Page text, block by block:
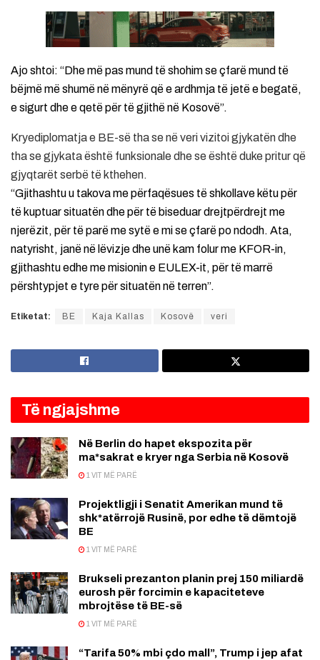
Ajo shtoi: “Dhe më pas mund të shohim se çfarë mund të
bëjmë më shumë në mënyrë që e ardhmja të jetë e begatë,
e sigurt dhe e qetë për të gjithë në Kosovë”.
Kryediplomatja e BE-së tha se në veri vizitoi gjykatën dhe
tha se gjykata është funksionale dhe se është duke pritur që
gjyqtarët serbë të kthehen.
“Gjithashtu u takova me përfaqësues të shkollave këtu për
të kuptuar situatën dhe për të biseduar drejtpërdrejt me
njerëzit, për të parë me sytë e mi se çfarë po ndodh. Ata,
natyrisht, janë në lëvizje dhe unë kam folur me KFOR-in,
gjithashtu edhe me misionin e EULEX-it, për të marrë
përshtypjet e tyre për situatën në terren”.
Etiketat: BE Kaja Kallas Kosovë veri
Të ngjajshme
Në Berlin do hapet ekspozita për
ma*sakrat e kryer nga Serbia në Kosovë
1 VIT MË PARË
Projektligji i Senatit Amerikan mund të
shk*atërrojë Rusinë, por edhe të dëmtojë
BE
1 VIT MË PARË
Brukseli prezanton planin prej 150 miliardë
eurosh për forcimin e kapaciteteve
mbrojtëse të BE-së
1 VIT MË PARË
“Tarifa 50% mbi çdo mall”, Trump i jep afat